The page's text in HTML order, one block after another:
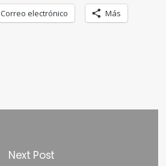
Correo electrónico Más
Next Post